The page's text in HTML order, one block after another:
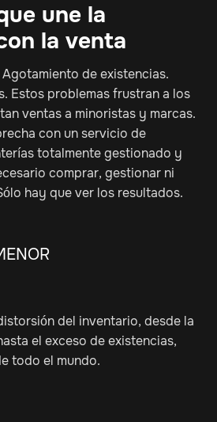
une la
la venta
de existencias.
Estos problemas frustran a los
ventas a minoristas y marcas.
con un servicio de
totalmente gestionado y
comprar, gestionar ni
hay que ver los resultados.
del inventario, desde la
el exceso de existencias,
todo el mundo.